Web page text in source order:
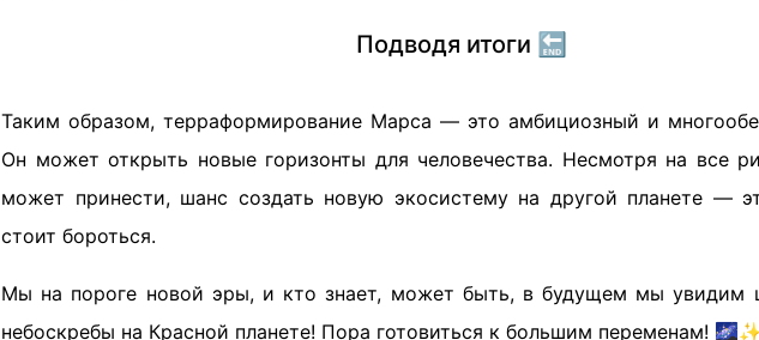
Подводя итоги 🔚
Таким образом, терраформирование Марса — это амбициозный и
Он может открыть новые горизонты для человечества. Несмотря на все
может принести, шанс создать новую экосистему на другой планете —
стоит бороться.
Мы на пороге новой эры, и кто знает, может быть, в будущем мы увидим
небоскребы на Красной планете! Пора готовиться к большим переменам!